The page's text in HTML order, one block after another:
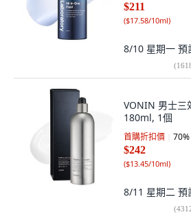
$211
($17.58/10ml)
8/10 星期一 預
(
VONIN 男士三
180ml, 1個
首購折扣價 70%
$242
($13.45/10ml)
8/11 星期二 預
(